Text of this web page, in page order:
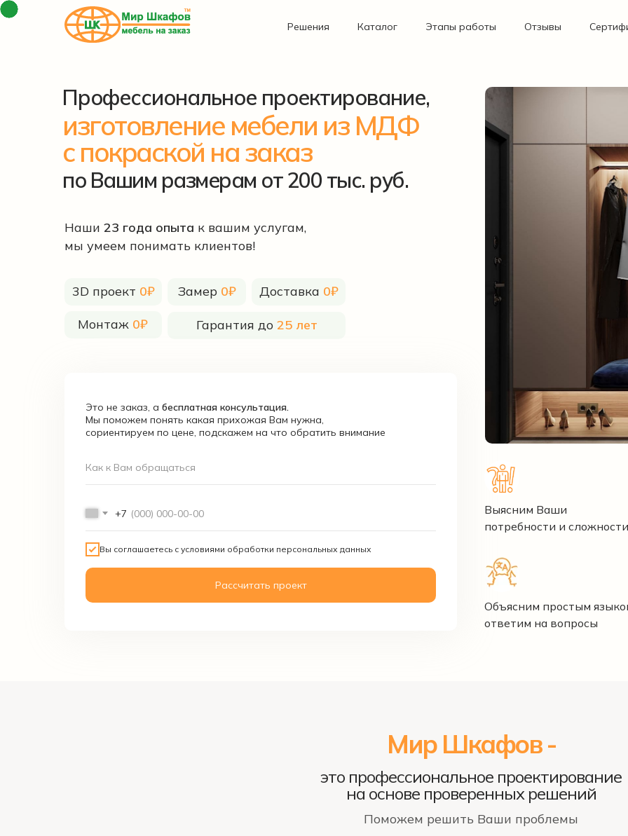
Решения Каталог Этапы работы Отзывы
Наши 23 года опыта к вашим услугам,
мы умеем понимать клиентов!
Профессиональное проектирование,
изготовление мебели из МДФ
с покраской на заказ
по Вашим размерам от 200 тыс. руб.
3D проект 0₽ Доставка 0₽
Замер 0₽
Монтаж 0₽ Гарантия до 25 лет
Как к Вам обращаться
+7
Вы соглашаетесь с условиями обработки персональных данных
Рассчитать проект
Это не заказ, а бесплатная консультация.
Мы поможем понять какая прихожая Вам нужна,
сориентируем по цене, подскажем на что обратить внимание
Выясним Ваши
потребности и сложности
Объясним простым
ответим на вопросы
Мир Шкафов -
это профессиональное проектирование
на основе проверенных решений
Поможем решить Ваши проблемы